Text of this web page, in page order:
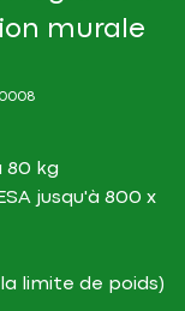
murale
80 kg
jusqu'à 800 x
limite de poids)